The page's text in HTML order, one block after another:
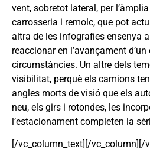
vent, sobretot lateral, per
carrosseria i remolc, que pot
altra de les infografies ensenya
reaccionar en l’avançament
circumstàncies. Un altre dels
visibilitat, perquè els camions
angles morts de visió que els
neu, els girs i rotondes, les
l’estacionament completen la
[/vc_column_text][/vc_column][/